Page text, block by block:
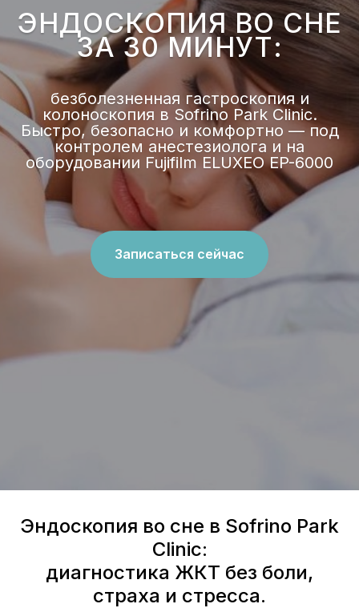
ЭНДОСКОПИЯ ВО СНЕ
ЗА 30 МИНУТ:
безболезненная гастроскопия и
колоноскопия в Sofrino Park Clinic.
Быстро, безопасно и комфортно — под
контролем анестезиолога и на
оборудовании Fujifilm ELUXEO EP-6000
Записаться сейчас
Эндоскопия во сне в Sofrino Park
Clinic:
диагностика ЖКТ без боли,
страха и стресса.